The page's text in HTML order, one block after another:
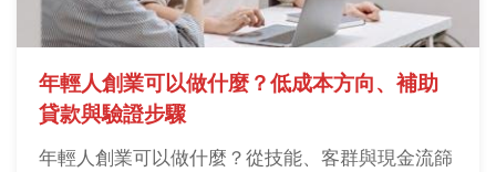
年輕人創業可以做什麼？低成本方向、補助
貸款與驗證步驟
年輕人創業可以做什麼？從技能、客群與現金流篩